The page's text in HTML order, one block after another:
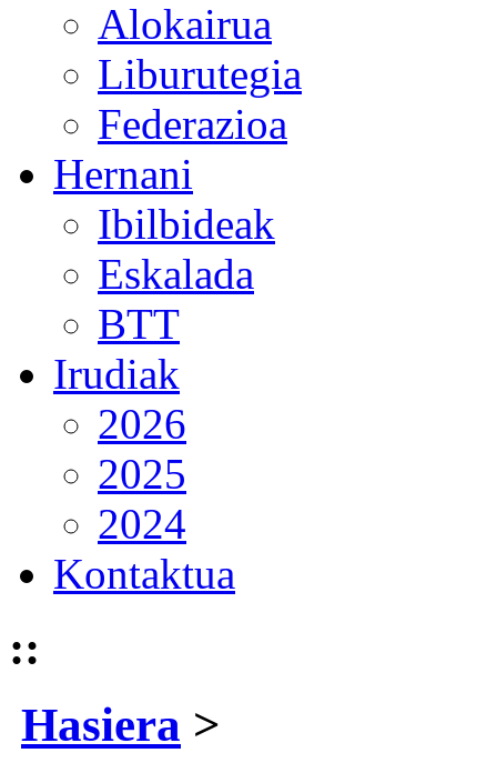
Alokairua
Liburutegia
Federazioa
Hernani
Ibilbideak
Eskalada
BTT
Irudiak
2026
2025
2024
Kontaktua
::
Hasiera >